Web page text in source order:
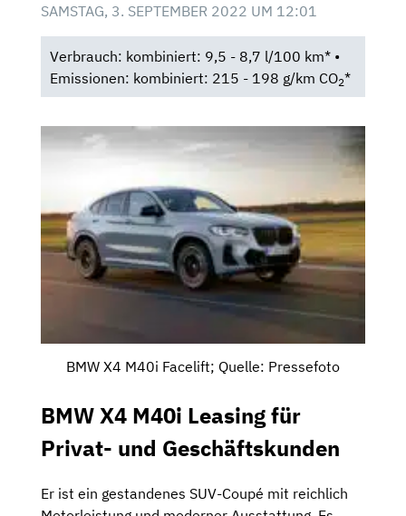
SAMSTAG, 3. SEPTEMBER 2022 UM 12:01
Verbrauch: kombiniert: 9,5 - 8,7 l/100 km* •
Emissionen: kombiniert: 215 - 198 g/km CO2*
BMW X4 M40i Facelift; Quelle: Pressefoto
BMW X4 M40i Leasing für
Privat- und Geschäftskunden
Er ist ein gestandenes SUV-Coupé mit reichlich